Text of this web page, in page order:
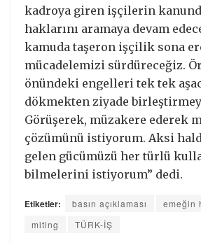
kadroya giren işçilerin
haklarını aramaya devam
kamuda taşeron işçilik sona
mücadelemizi sürdüreceğiz.
önündeki engelleri tek tek
dökmekten ziyade
Görüşerek, müzakere ederek
çözümünü istiyorum. Aksi
gelen gücümüzü her türlü
bilmelerini istiyorum” dedi.
Etiketler: basın açıklaması emeğin
miting
TÜRK-İŞ